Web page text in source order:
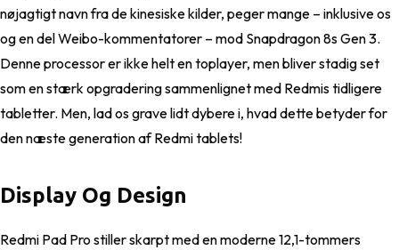
nøjagtigt navn fra de kinesiske kilder, peger mange – inklusive os
og en del Weibo-kommentatorer – mod Snapdragon 8s Gen 3.
Denne processor er ikke helt en toplayer, men bliver stadig set
som en stærk opgradering sammenlignet med Redmis tidligere
tabletter. Men, lad os grave lidt dybere i, hvad dette betyder for
den næste generation af Redmi tablets!
Display Og Design
Redmi Pad Pro stiller skarpt med en moderne 12,1-tommers